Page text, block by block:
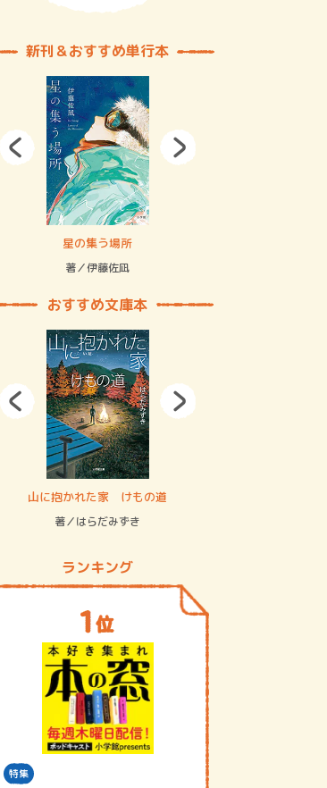
新刊＆おすすめ単行本
星の集う場所
著／伊藤佐凪
おすすめ文庫本
山に抱かれた家 けもの道
著／はらだみずき
ランキング
特集